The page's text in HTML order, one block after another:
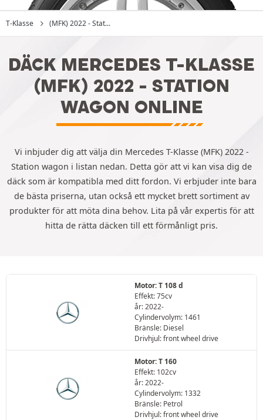
T-Klasse (MFK) 2022 - Stat...
DÄCK MERCEDES T-KLASSE
(MFK) 2022 - STATION
WAGON ONLINE
Vi inbjuder dig att välja din Mercedes T-Klasse (MFK) 2022 -
Station wagon i listan nedan. Detta gör att vi kan visa dig de
däck som är kompatibla med ditt fordon. Vi erbjuder inte bara
de bästa priserna, utan också ett mycket brett sortiment av
produkter för att möta dina behov. Lita på vår expertis för att
hitta de rätta däcken till ett förmånligt pris.
Motor: T 108 d
Effekt: 75cv
år: 2022-
Cylindervolym: 1461
Bränsle: Diesel
Drivhjul: front wheel drive
Motor: T 160
Effekt: 102cv
år: 2022-
Cylindervolym: 1332
Bränsle: Petrol
Drivhjul: front wheel drive